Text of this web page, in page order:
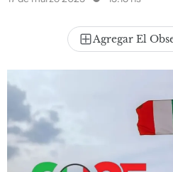
Agregar El